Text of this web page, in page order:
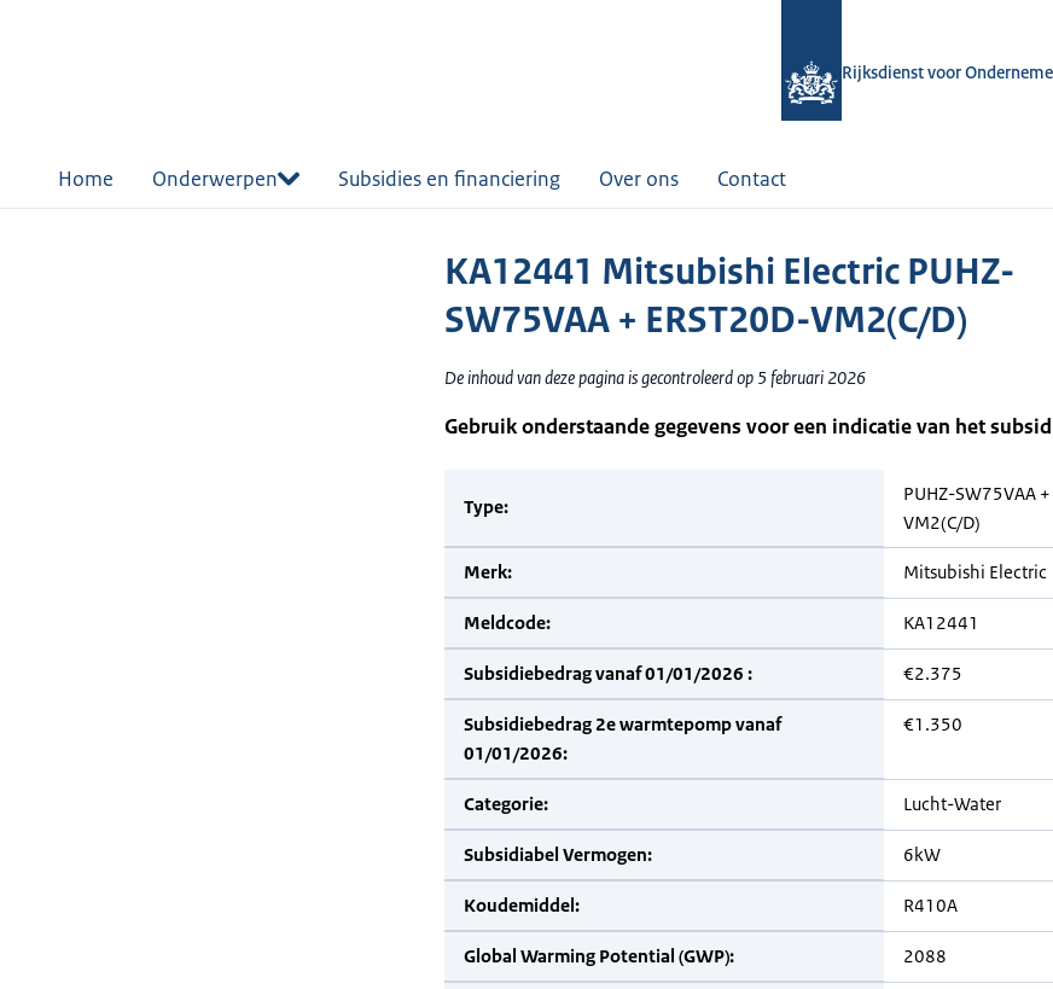
Rijksdienst voor
Home Onderwerpen Subsidies en financiering Over ons Contact
KA12441 Mitsubishi Electric PUHZ-
SW75VAA + ERST20D-VM2(C/D)
De inhoud van deze pagina is gecontroleerd op 5 februari 2026
Gebruik onderstaande gegevens voor een indicatie van het
Type:
PUHZ-SW75VAA
VM2(C/D)
Merk: Mitsubishi Electric
Meldcode: KA12441
Subsidiebedrag vanaf 01/01/2026 : €2.375
Subsidiebedrag 2e warmtepomp vanaf
01/01/2026:
€1.350
Categorie: Lucht-Water
Subsidiabel Vermogen: 6kW
Koudemiddel: R410A
Global Warming Potential (GWP): 2088